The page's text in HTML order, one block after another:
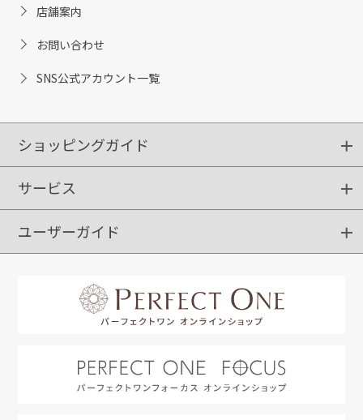
店舗案内
お問い合わせ
SNS公式アカウント一覧
ショッピングガイド
ショッピングガイド
ご注文方法
送料・配送
クーポンご利用方法
サービス
定期購入
ポイントサービス
お知らせメール
ユーザーガイド